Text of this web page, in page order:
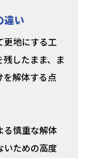
違い
更地にする工
したまま、ま
を解体する点
る慎重な解体
いための高度